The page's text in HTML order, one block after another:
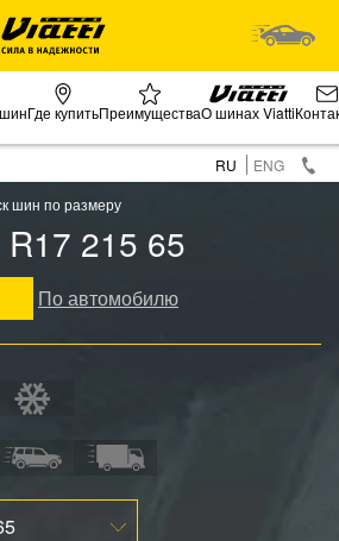
Где купитьПреимуществаО шинах Viatti
RU
ENG
шин по размеру
215 65
По автомобилю